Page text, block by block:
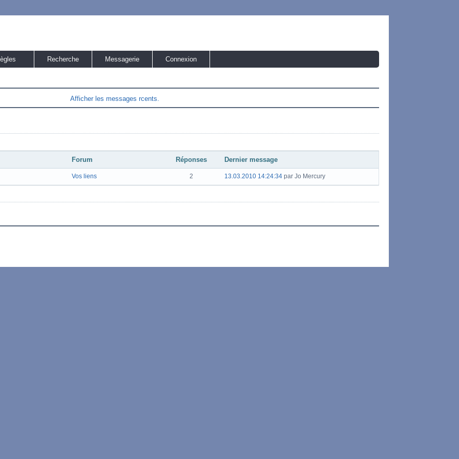
Recherche Messagerie Connexion
Afficher les messages rcents.
Forum Réponses Dernier message
Vos liens 2 13.03.2010 14:24:34 par Jo Mercury